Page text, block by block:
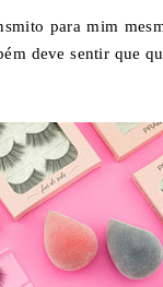
para mim
deve sentir que